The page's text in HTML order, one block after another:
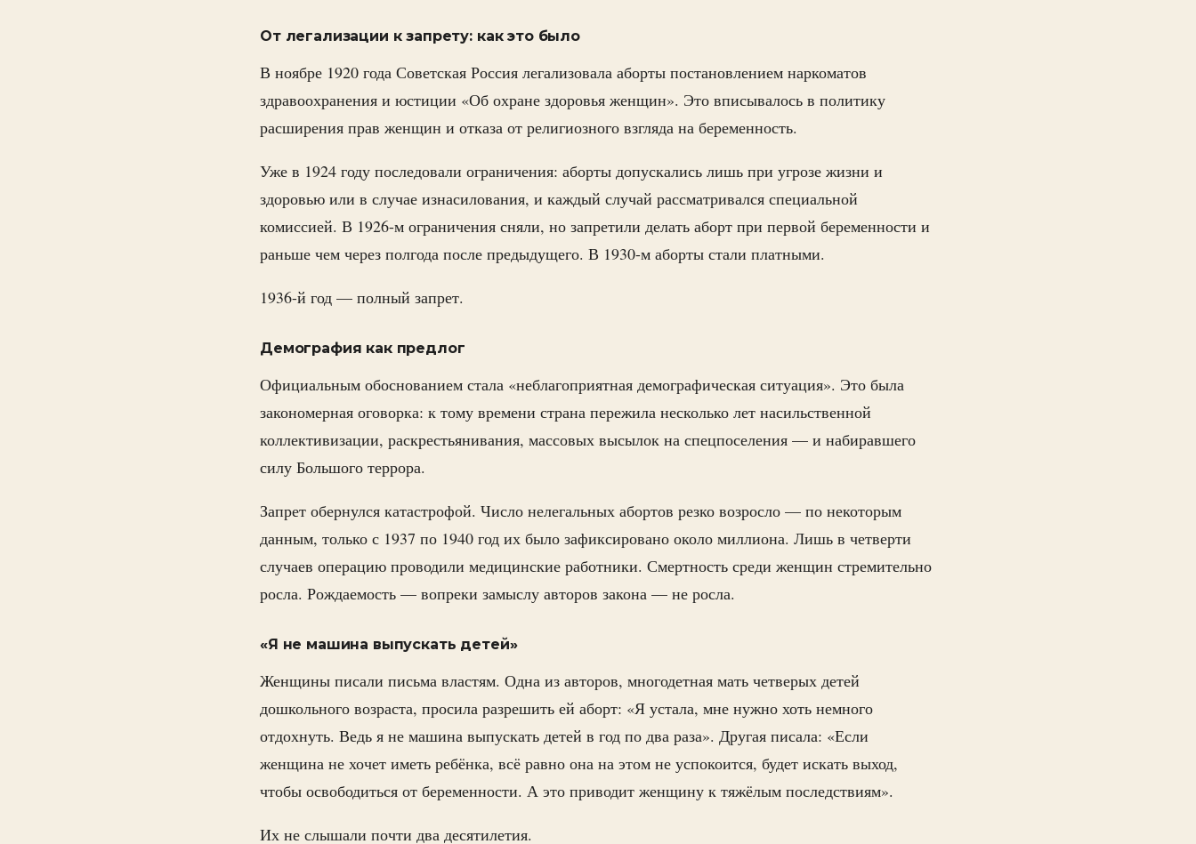
От легализации к запрету: как это было
В ноябре 1920 года Советская Россия легализовала аборты постановлением наркоматов
здравоохранения и юстиции «Об охране здоровья женщин». Это вписывалось в политику
расширения прав женщин и отказа от религиозного взгляда на беременность.
Уже в 1924 году последовали ограничения: аборты допускались лишь при угрозе жизни и
здоровью или в случае изнасилования, и каждый случай рассматривался специальной
комиссией. В 1926-м ограничения сняли, но запретили делать аборт при первой беременности и
раньше чем через полгода после предыдущего. В 1930-м аборты стали платными.
1936-й год — полный запрет.
Демография как предлог
Официальным обоснованием стала «неблагоприятная демографическая ситуация». Это была
закономерная оговорка: к тому времени страна пережила несколько лет насильственной
коллективизации, раскрестьянивания, массовых высылок на спецпоселения — и набиравшего
силу Большого террора.
Запрет обернулся катастрофой. Число нелегальных абортов резко возросло — по некоторым
данным, только с 1937 по 1940 год их было зафиксировано около миллиона. Лишь в четверти
случаев операцию проводили медицинские работники. Смертность среди женщин стремительно
росла. Рождаемость — вопреки замыслу авторов закона — не росла.
«Я не машина выпускать детей»
Женщины писали письма властям. Одна из авторов, многодетная мать четверых детей
дошкольного возраста, просила разрешить ей аборт: «Я устала, мне нужно хоть немного
отдохнуть. Ведь я не машина выпускать детей в год по два раза». Другая писала: «Если
женщина не хочет иметь ребёнка, всё равно она на этом не успокоится, будет искать выход,
чтобы освободиться от беременности. А это приводит женщину к тяжёлым последствиям».
Их не слышали почти два десятилетия.